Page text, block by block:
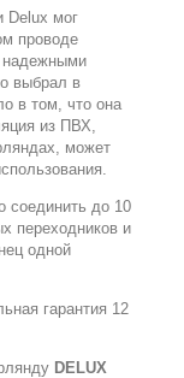
Delux мог
проводе
надежными
выбрал в
в том, что она
из ПВХ,
может
соединить до 10
переходников и
одной
гарантия 12
DELUX